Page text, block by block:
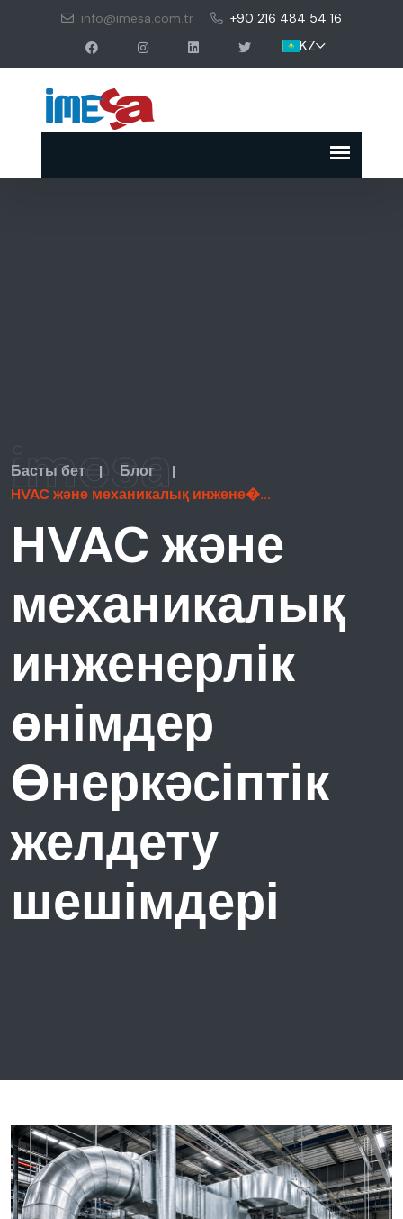
info@imesa.com.tr +90 216 484 54 16
KZ
imesa
Басты бет | Блог
|
HVAC және механикалық инжене�...
HVAC және
механикалық
инженерлік
өнімдер
Өнеркәсіптік
желдету
шешімдері